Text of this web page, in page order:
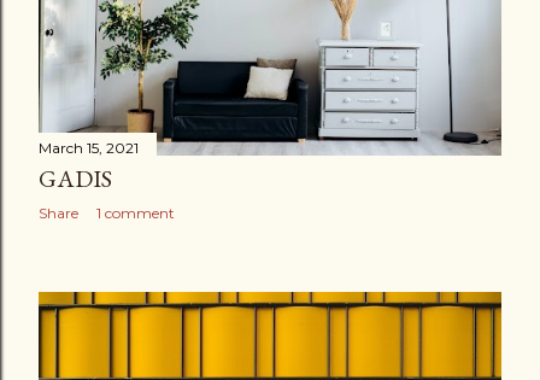
March 15, 2021
GADIS
Share 1 comment